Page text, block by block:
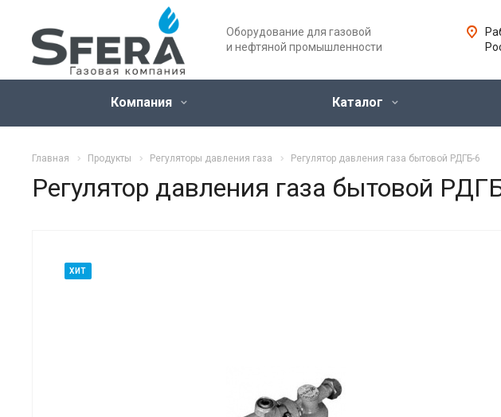
Оборудование для газовой
и нефтяной промышленности
Компания Каталог
Главная Продукты Регуляторы давления газа Регулятор давления газа бытовой РДГБ-6
Регулятор давления газа бытовой
ХИТ